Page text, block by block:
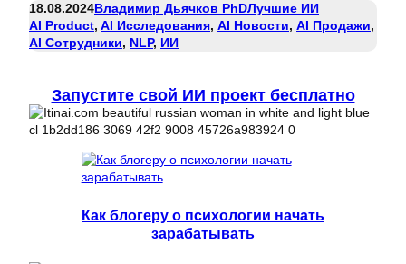
18.08.2024Владимир Дьячков PhDЛучшие ИИ
AI Product, AI Исследования, AI Новости, AI Продажи
AI Сотрудники, NLP, ИИ
Запустите свой ИИ проект бесплатно
Как блогеру о психологии начать
зарабатывать